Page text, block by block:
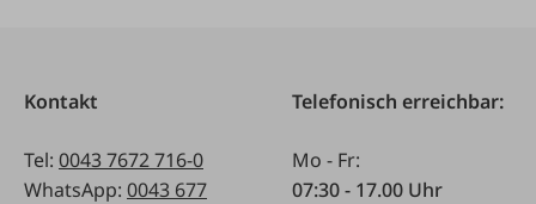
Kontakt
Tel: 0043 7672 716-0
WhatsApp: 0043 677
Telefonisch erreichbar:
Mo - Fr:
07:30 - 17.00 Uhr